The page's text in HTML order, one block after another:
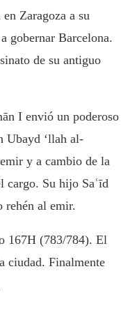
Zaragoza a su
gobernar Barcelona.
de su antiguo
I envió un poderoso
Ubayd ‘llah al-
y a cambio de la
cargo. Su hijo Saʿīd
rehén al emir.
167H (783/784). El
ciudad. Finalmente